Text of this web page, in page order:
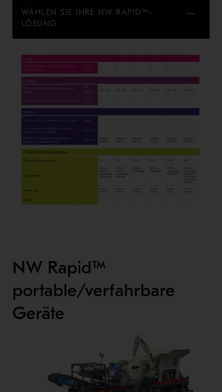
WÄHLEN SIE IHRE NW RAPID™-
LÖSUNG
NW Rapid™
portable/verfahrbare
Geräte